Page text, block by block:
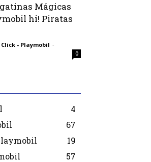
Mágicas
hi! Piratas
- Playmobil -
0
4
67
19
57